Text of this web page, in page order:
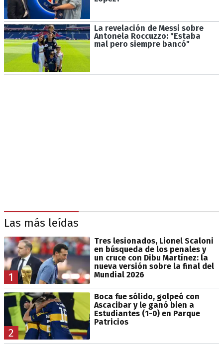
La revelación de Messi sobre
Antonela Roccuzzo: "Estaba
mal pero siempre bancó"
Las más leídas
1
Tres lesionados, Lionel Scaloni
en búsqueda de los penales y
un cruce con Dibu Martínez: la
nueva versión sobre la final del
Mundial 2026
2
Boca fue sólido, golpeó con
Ascacibar y le ganó bien a
Estudiantes (1-0) en Parque
Patricios